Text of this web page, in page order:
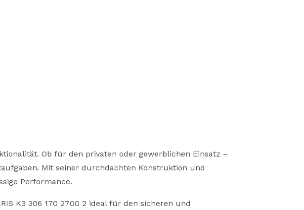
Ob für den privaten oder gewerblichen Einsatz –
Mit seiner durchdachten Konstruktion und
Performance.
K3 306 170 2700 2 ideal für den sicheren und